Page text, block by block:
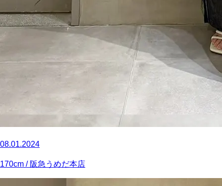
08.01.2024
170cm / 阪急うめだ本店